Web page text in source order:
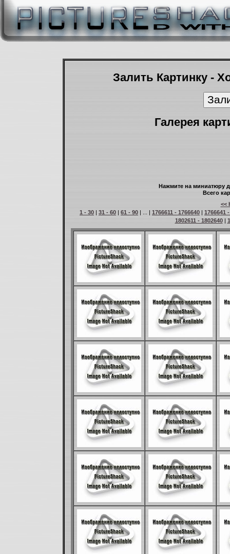
Залить Картинку -
Галерея
Нажмите на миниатюру
Всего
<<
1 - 30 | 31 - 60 | 61 - 90 | ... | 1766611 - 1766640 | 1766641
1802611 - 1802640|